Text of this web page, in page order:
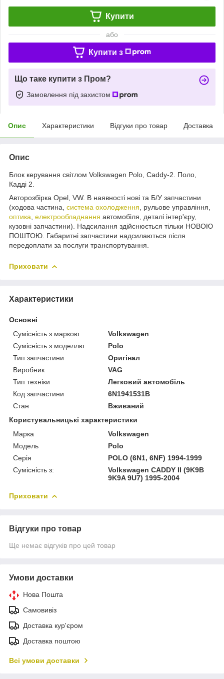
Купити
або
Купити з
Що таке купити з Пром?
Замовлення під захистом
Опис Характеристики Відгуки про товар Доставка
Опис
Блок керування світлом Volkswagen Polo, Caddy-2. Поло,
Кадді 2.
Авторозбірка Opel, VW. В наявності нові та Б/У запчастини
(ходова частина, система охолодження , рульове управління,
оптика електрообладнання автомобіля, деталі інтер'єру,
кузовні запчастини). Надсилання здійснюється тільки НОВОЮ
ПОШТОЮ. Габаритні запчастини надсилаються після
передоплати за послуги транспортування.
Приховати
Характеристики
Основні
Сумісність з маркою
Volkswagen
Сумісність з моделлю
Polo
Тип запчастини
Оригінал
Виробник
VAG
Тип техніки
Легковий автомобіль
Код запчастини
6N1941531B
Стан
Вживаний
Користувальницькі характеристики
Марка
Volkswagen
Модель
Polo
Серія
POLO (6N1, 6NF) 1994-1999
Сумісність з:
Volkswagen CADDY II (9K9B
9K9A 9U7) 1995-2004
Приховати
Відгуки про товар
Ще немає відгуків про цей товар
Умови доставки
Нова Пошта
Самовивіз
Доставка кур'єром
Доставка поштою
Всі умови доставки